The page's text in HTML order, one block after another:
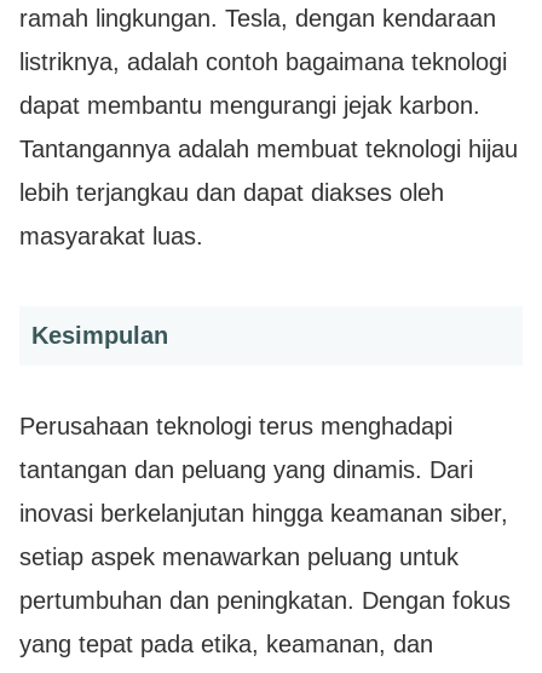
ramah lingkungan. Tesla, dengan kendaraan
listriknya, adalah contoh bagaimana teknologi
dapat membantu mengurangi jejak karbon.
Tantangannya adalah membuat teknologi hijau
lebih terjangkau dan dapat diakses oleh
masyarakat luas.
Kesimpulan
Perusahaan teknologi terus menghadapi
tantangan dan peluang yang dinamis. Dari
inovasi berkelanjutan hingga keamanan siber,
setiap aspek menawarkan peluang untuk
pertumbuhan dan peningkatan. Dengan fokus
yang tepat pada etika, keamanan, dan